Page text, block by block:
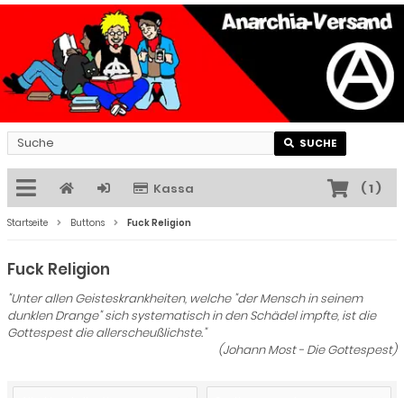
SUCHE
Kassa (1)
Startseite Buttons Fuck Religion
Fuck Religion
"Unter allen Geisteskrankheiten, welche "der Mensch in seinem
dunklen Drange" sich systematisch in den Schädel impfte, ist die
Gottespest die allerscheußlichste."
(Johann Most - Die Gottespest)